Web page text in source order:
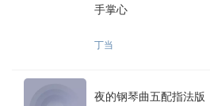
手掌心
丁当
夜的钢琴曲五配指法版